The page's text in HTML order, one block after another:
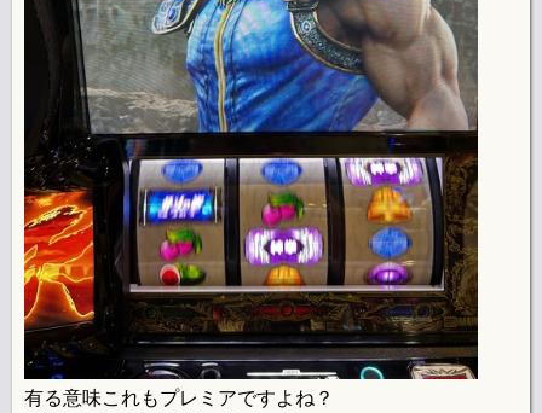
有る意味これもプレミアですよね？